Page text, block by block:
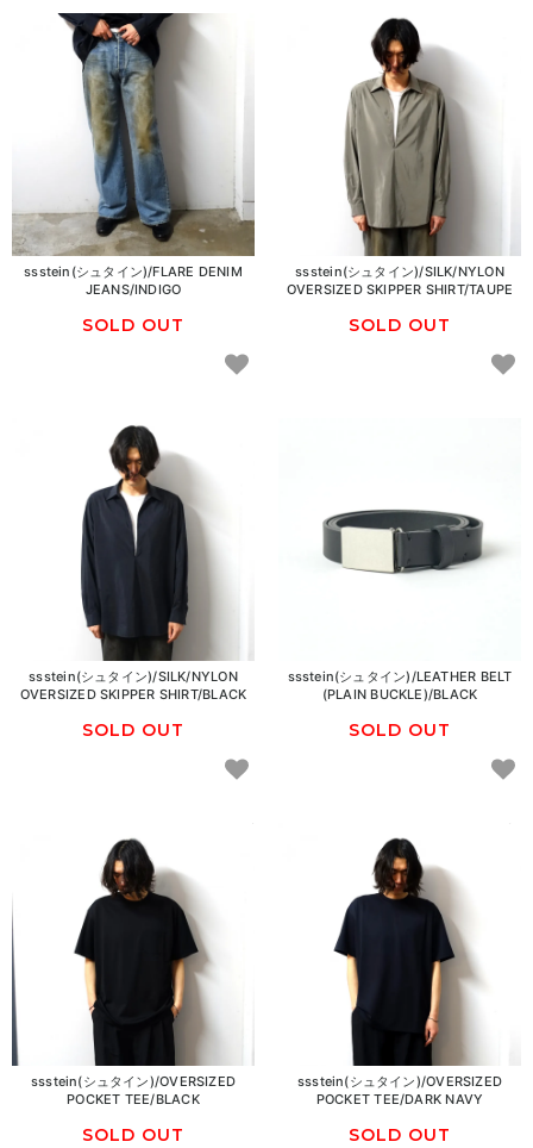
ssstein(シュタイン)/FLARE DENIM
JEANS/INDIGO
SOLD OUT
ssstein(シュタイン)/SILK/NYLON
OVERSIZED SKIPPER SHIRT/TAUPE
SOLD OUT
ssstein(シュタイン)/SILK/NYLON
OVERSIZED SKIPPER SHIRT/BLACK
SOLD OUT
ssstein(シュタイン)/LEATHER BELT
(PLAIN BUCKLE)/BLACK
SOLD OUT
ssstein(シュタイン)/OVERSIZED
POCKET TEE/BLACK
SOLD OUT
ssstein(シュタイン)/OVERSIZED
POCKET TEE/DARK NAVY
SOLD OUT